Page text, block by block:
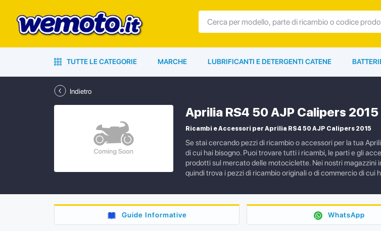
TUTTE LE CATEGORIE MARCHE LUBRIFICANTI E DETERGENTI CATENE
Indietro
Aprilia RS4 50 AJP Calipers 2015
Ricambi e Accessori per Aprilia RS4 50 AJP Calipers 2015
Se stai cercando pezzi di ricambio o accessori per la tua
di cui hai bisogno. Puoi trovare tutti i ricambi, le parti e gli
prodotti sul mercato delle motociclette. Nei nostri magazzini
quindi trova i pezzi di ricambio originali o di commercio di cui
Guide Informative WhatsApp